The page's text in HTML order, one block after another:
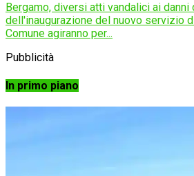
Bergamo, diversi atti vandalici ai
dell'inaugurazione del nuovo servizio
Comune agiranno per...
Pubblicità
In primo piano